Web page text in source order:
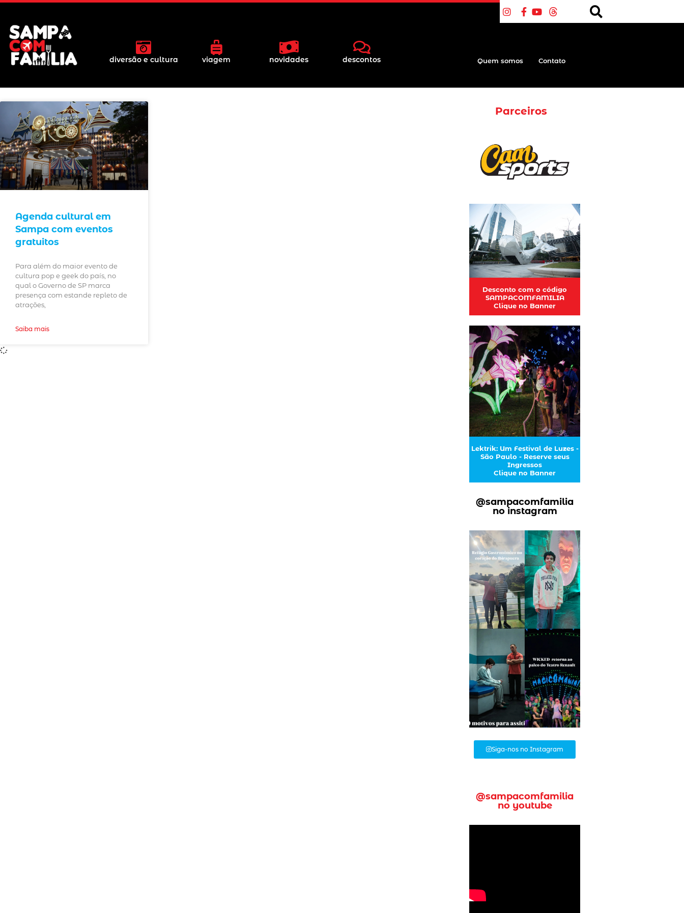
diversão e cultura viagem novidades descontos Quem somos Contato
Agenda cultural em
Sampa com eventos
gratuitos
Para além do maior evento de
cultura pop e geek do país, no
qual o Governo de SP marca
presença com estande repleto de
atrações,
Saiba mais
Parceiros
Desconto com o código
SAMPACOMFAMILIA
Clique no Banner
Lektrik: Um Festival de Luzes -
São Paulo - Reserve seus
Ingressos
Clique no Banner
@sampacomfamilia
no instagram
Siga-nos no Instagram
@sampacomfamilia
no youtube